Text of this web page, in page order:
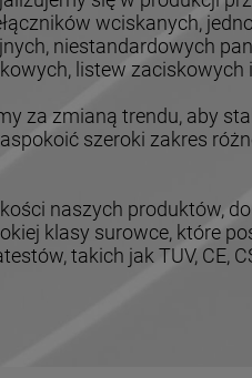
wciskanych,
niestandardowych
listew zaciskowych
za zmianą trendu, aby
szeroki zakres
naszych produktów,
klasy surowce, które
takich jak TUV, CE,